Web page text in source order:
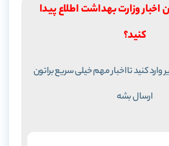
اخبار وزارت بهداشت اطلاع پیدا
کنید؟
وارد کنید تا اخبار مهم خیلی سریع براتون
ارسال بشه